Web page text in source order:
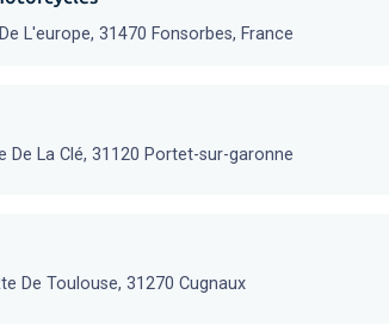
L'europe, 31470 Fonsorbes, France
De La Clé, 31120 Portet-sur-garonne
De Toulouse, 31270 Cugnaux